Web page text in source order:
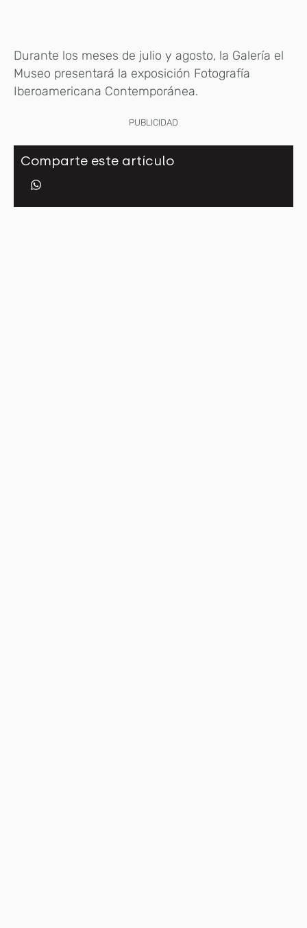
Durante los meses de julio y agosto, la Galería el
Museo presentará la exposición Fotografía
Iberoamericana Contemporánea.
PUBLICIDAD
Comparte este artículo